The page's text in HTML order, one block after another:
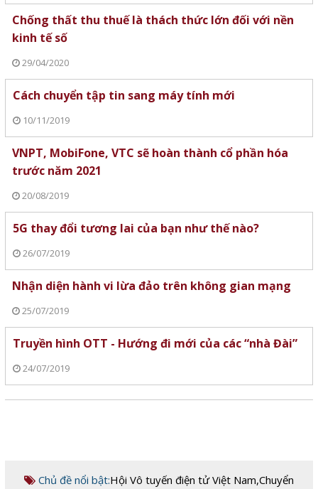
Chống thất thu thuế là thách thức lớn đối với nền
kinh tế số
29/04/2020
Cách chuyển tập tin sang máy tính mới
10/11/2019
VNPT, MobiFone, VTC sẽ hoàn thành cổ phần hóa
trước năm 2021
20/08/2019
5G thay đổi tương lai của bạn như thế nào?
26/07/2019
Nhận diện hành vi lừa đảo trên không gian mạng
25/07/2019
Truyền hình OTT - Hướng đi mới của các “nhà Đài”
24/07/2019
Chủ đề nổi bật:Hội Vô tuyến điện tử Việt Nam,Chuyển